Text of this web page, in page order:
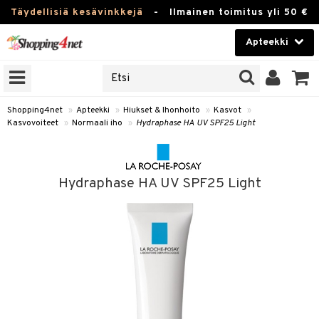
Täydellisiä kesävinkkejä - Ilmainen toimitus yli 50 €
Apteekki
Kauneudenhoito
Piilolinssit
Shopping4net » Apteekki » Hiukset & Ihonhoito » Kasvot »
Kasvovoiteet » Normaali iho » Hydraphase HA UV SPF25 Light
Hydraphase HA UV SPF25 Light